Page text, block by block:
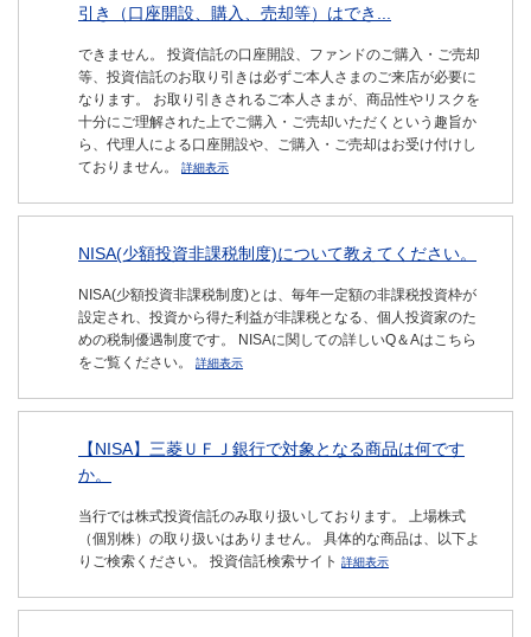
引き（口座開設、購入、売却等）はでき...
できません。 投資信託の口座開設、ファンドのご購入・ご売却
等、投資信託のお取り引きは必ずご本人さまのご来店が必要に
なります。 お取り引きされるご本人さまが、商品性やリスクを
十分にご理解された上でご購入・ご売却いただくという趣旨か
ら、代理人による口座開設や、ご購入・ご売却はお受け付けし
ておりません。
詳細表示
NISA(少額投資非課税制度)について教えてください。
NISA(少額投資非課税制度)とは、毎年一定額の非課税投資枠が
設定され、投資から得た利益が非課税となる、個人投資家のた
めの税制優遇制度です。 NISAに関しての詳しいQ＆Aはこちら
をご覧ください。
詳細表示
【NISA】三菱ＵＦＪ銀行で対象となる商品は何です
か。
当行では株式投資信託のみ取り扱いしております。 上場株式
（個別株）の取り扱いはありません。 具体的な商品は、以下よ
りご検索ください。 投資信託検索サイト 詳細表示